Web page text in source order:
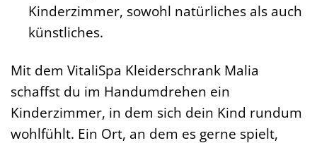
Kinderzimmer, sowohl natürliches als auch
künstliches.
Mit dem VitaliSpa Kleiderschrank Malia
schaffst du im Handumdrehen ein
Kinderzimmer, in dem sich dein Kind rundum
wohlfühlt. Ein Ort, an dem es gerne spielt,